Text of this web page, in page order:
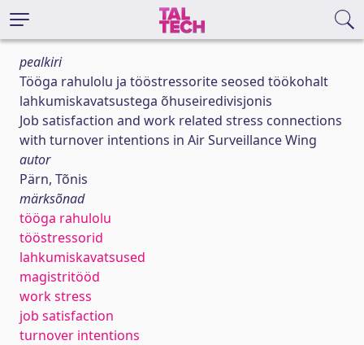
pealkiri
Tööga rahulolu ja tööstressorite seosed töökohalt
lahkumiskavatsustega õhuseiredivisjonis
Job satisfaction and work related stress connections
with turnover intentions in Air Surveillance Wing
autor
Pärn, Tõnis
märksõnad
tööga rahulolu
tööstressorid
lahkumiskavatsused
magistritööd
work stress
job satisfaction
turnover intentions